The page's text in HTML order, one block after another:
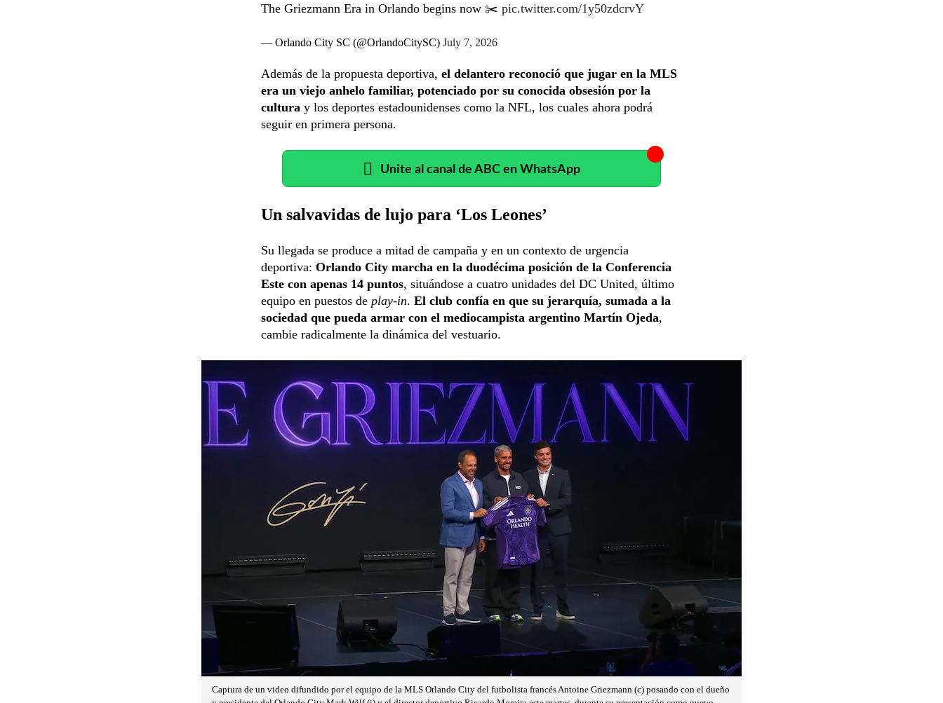
The Griezmann Era in Orlando begins now ✂️ pic.twitter.com/1y50zdcrvY
— Orlando City SC (@OrlandoCitySC) July 7, 2026
Además de la propuesta deportiva, el delantero reconoció que jugar en la MLS
era un viejo anhelo familiar, potenciado por su conocida obsesión por la
cultura y los deportes estadounidenses como la NFL, los cuales ahora podrá
seguir en primera persona.
Unite al canal de ABC en WhatsApp
Un salvavidas de lujo para ‘Los Leones’
Su llegada se produce a mitad de campaña y en un contexto de urgencia
deportiva: Orlando City marcha en la duodécima posición de la Conferencia
Este con apenas 14 puntos, situándose a cuatro unidades del DC United, último
equipo en puestos de play-in. El club confía en que su jerarquía, sumada a la
sociedad que pueda armar con el mediocampista argentino Martín Ojeda,
cambie radicalmente la dinámica del vestuario.
Captura de un video difundido por el equipo de la MLS Orlando City del futbolista francés Antoine Griezmann (c) posando con el dueño